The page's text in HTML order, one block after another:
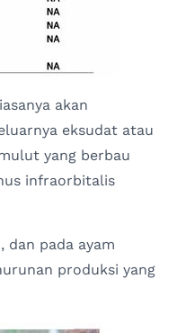
akan
eksudat atau
yang berbau
infraorbitalis
dan pada ayam
produksi yang